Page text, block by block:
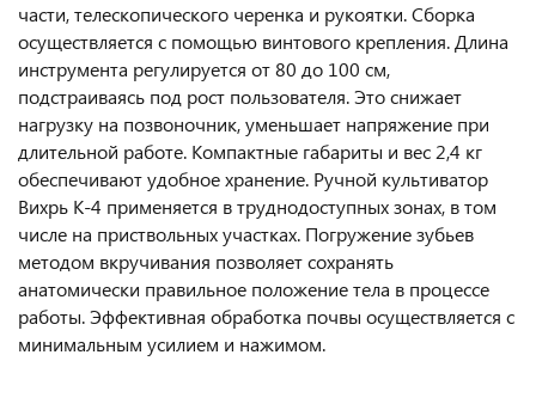
части, телескопического черенка и рукоятки. Сборка
осуществляется с помощью винтового крепления. Длина
инструмента регулируется от 80 до 100 см,
подстраиваясь под рост пользователя. Это снижает
нагрузку на позвоночник, уменьшает напряжение при
длительной работе. Компактные габариты и вес 2,4 кг
обеспечивают удобное хранение. Ручной культиватор
Вихрь К-4 применяется в труднодоступных зонах, в том
числе на приствольных участках. Погружение зубьев
методом вкручивания позволяет сохранять
анатомически правильное положение тела в процессе
работы. Эффективная обработка почвы осуществляется с
минимальным усилием и нажимом.